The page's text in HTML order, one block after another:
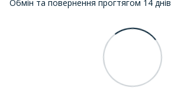
Обмін та повернення прогтягом 14 днів